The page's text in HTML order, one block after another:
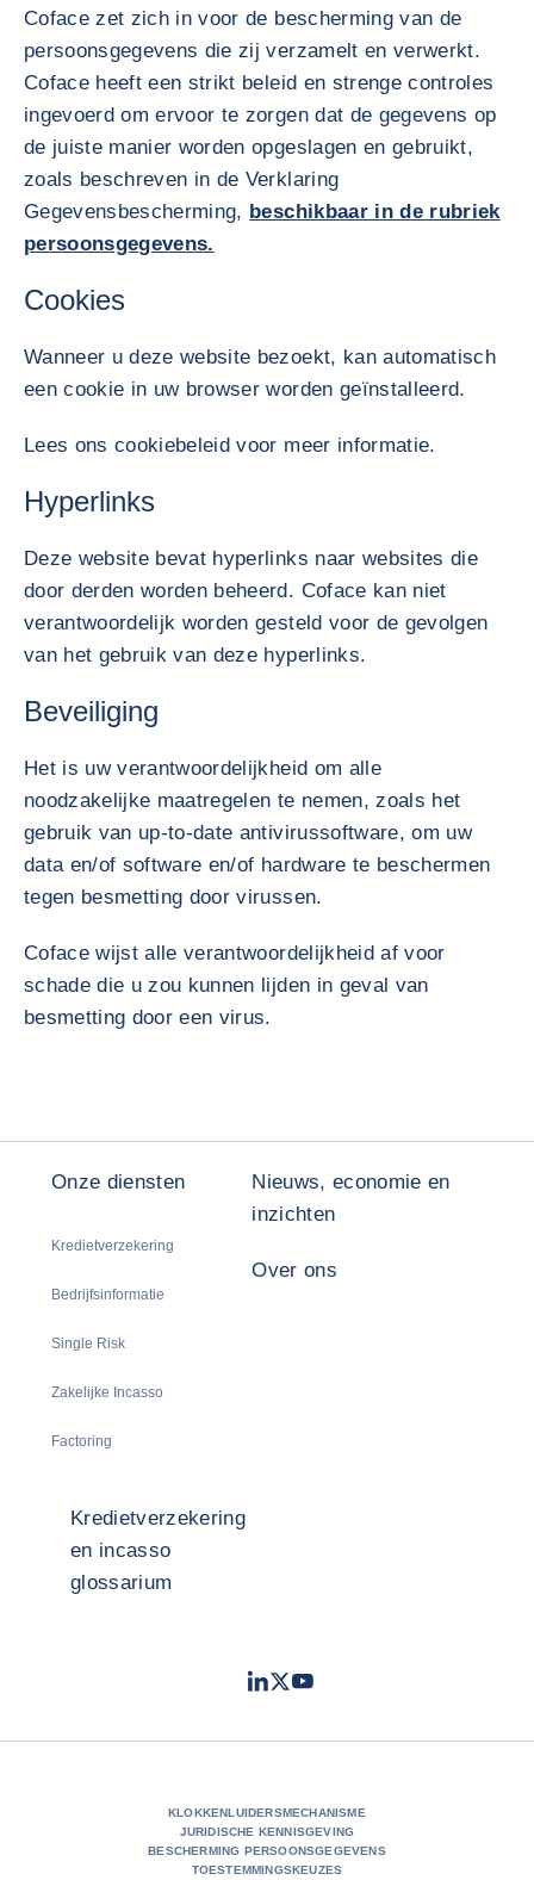
Coface zet zich in voor de bescherming van de
persoonsgegevens die zij verzamelt en verwerkt.
Coface heeft een strikt beleid en strenge controles
ingevoerd om ervoor te zorgen dat de gegevens op
de juiste manier worden opgeslagen en gebruikt,
zoals beschreven in de Verklaring
Gegevensbescherming, beschikbaar in de rubriek
persoonsgegevens.
Cookies
Wanneer u deze website bezoekt, kan automatisch
een cookie in uw browser worden geïnstalleerd.
Lees ons cookiebeleid voor meer informatie.
Hyperlinks
Deze website bevat hyperlinks naar websites die
door derden worden beheerd. Coface kan niet
verantwoordelijk worden gesteld voor de gevolgen
van het gebruik van deze hyperlinks.
Beveiliging
Het is uw verantwoordelijkheid om alle
noodzakelijke maatregelen te nemen, zoals het
gebruik van up-to-date antivirussoftware, om uw
data en/of software en/of hardware te beschermen
tegen besmetting door virussen.
Coface wijst alle verantwoordelijkheid af voor
schade die u zou kunnen lijden in geval van
besmetting door een virus.
Onze diensten
Kredietverzekering
Bedrijfsinformatie
Single Risk
Zakelijke Incasso
Factoring
Nieuws, economie en
inzichten
Over ons
Kredietverzekering
en incasso
glossarium
LinkedIn
TwitterYoutube
KLOKKENLUIDERSMECHANISME
JURIDISCHE KENNISGEVING
BESCHERMING PERSOONSGEGEVENS
TOESTEMMINGSKEUZES